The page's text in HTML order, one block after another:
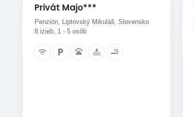
Privát Majo***
Penzión, Liptovský Mikuláš, Slovensko
8 izieb, 1 - 5 osôb